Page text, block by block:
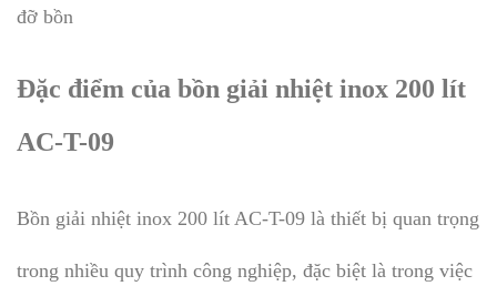
đỡ bồn
Đặc điểm của bồn giải nhiệt inox 200 lít
AC-T-09
Bồn giải nhiệt inox 200 lít AC-T-09 là thiết bị quan trọng
trong nhiều quy trình công nghiệp, đặc biệt là trong việc